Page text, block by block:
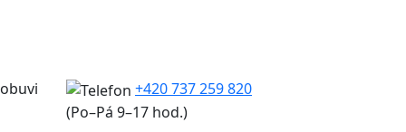
+420 737 259 820
(Po–Pá 9–17 hod.)